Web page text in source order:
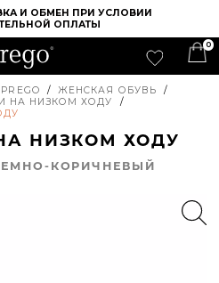
И ОБМЕН ПРИ УСЛОВИИ
ОПЛАТЫ
0
/ ЖЕНСКАЯ ОБУВЬ
/
НА НИЗКОМ ХОДУ
/
НИЗКОМ ХОДУ
КОРИЧНЕВЫЙ